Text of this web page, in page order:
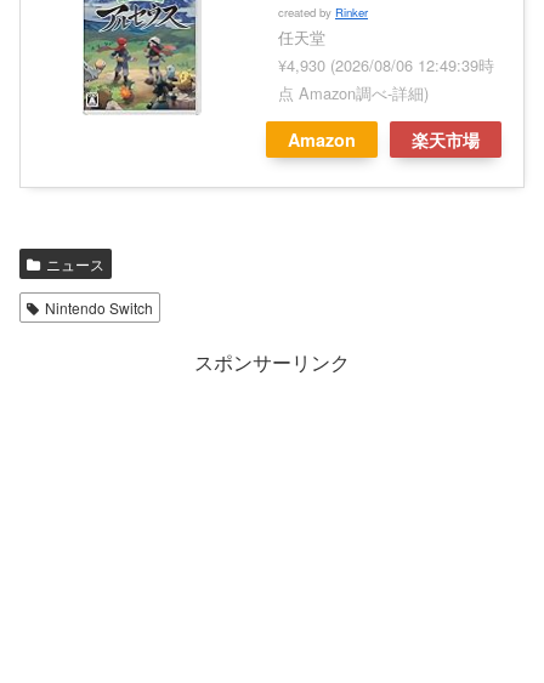
created by Rinker
任天堂
¥4,930 (2026/08/06 12:49:39時
点 Amazon調べ-詳細)
Amazon 楽天市場
ニュース
Nintendo Switch
スポンサーリンク